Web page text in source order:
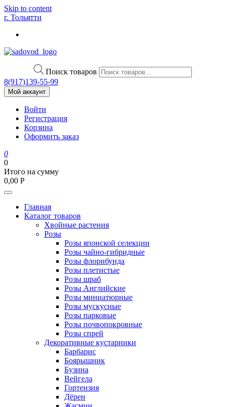
Skip to content
г. Тольятти
Поиск товаров
8(917)139‑55-99
Мой аккаунт
Войти
Регистрация
Корзина
Оформить заказ
0
0
Итого на сумму
0,00 Р
Главная
Каталог товаров
Хвойные растения
Розы
Розы японской селекции
Розы чайно-гибридные
Розы флорибунда
Розы плетистые
Розы шраб
Розы Английские
Розы миниатюрные
Розы мускусные
Розы парковые
Розы почвопокровные
Розы спрей
Декоративные кустарники
Барбарис
Боярышник
Бузина
Вейгела
Гортензия
Дёрен